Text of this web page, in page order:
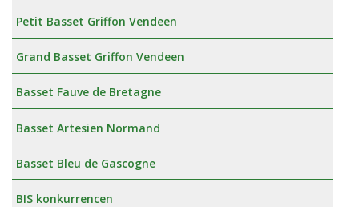
Petit Basset Griffon Vendeen
Grand Basset Griffon Vendeen
Basset Fauve de Bretagne
Basset Artesien Normand
Basset Bleu de Gascogne
BIS konkurrencen